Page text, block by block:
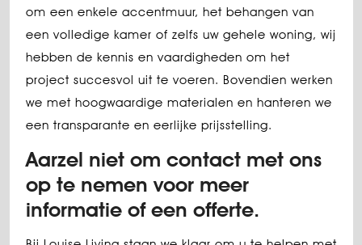
om een enkele accentmuur, het behangen van
een volledige kamer of zelfs uw gehele woning, wij
hebben de kennis en vaardigheden om het
project succesvol uit te voeren. Bovendien werken
we met hoogwaardige materialen en hanteren we
een transparante en eerlijke prijsstelling.
Aarzel niet om contact met ons
op te nemen voor meer
informatie of een offerte.